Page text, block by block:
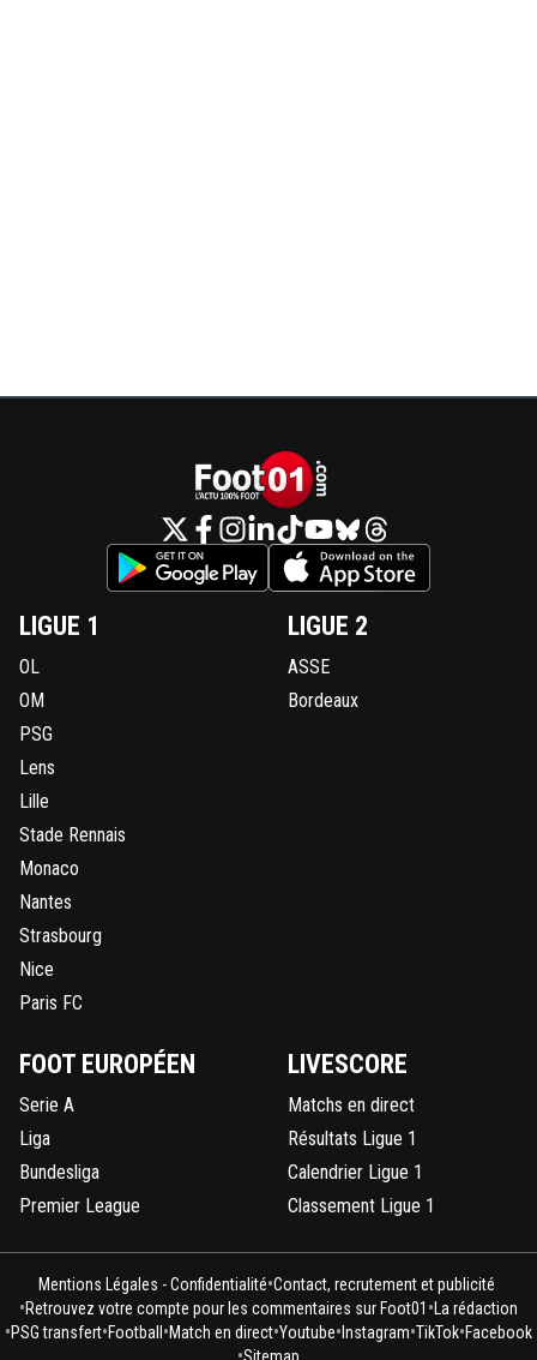
LIGUE 1
OL
OM
PSG
Lens
Lille
Stade Rennais
Monaco
Nantes
Strasbourg
Nice
Paris FC
LIGUE 2
ASSE
Bordeaux
FOOT EUROPÉEN
Serie A
Liga
Bundesliga
Premier League
LIVESCORE
Matchs en direct
Résultats Ligue 1
Calendrier Ligue 1
Classement Ligue 1
Mentions Légales - Confidentialité•Contact, recrutement et publicité
•Retrouvez votre compte pour les commentaires sur Foot01 • La rédaction
•PSG transfert•Football •Match en direct•Youtube• Instagram•TikTok•Facebook